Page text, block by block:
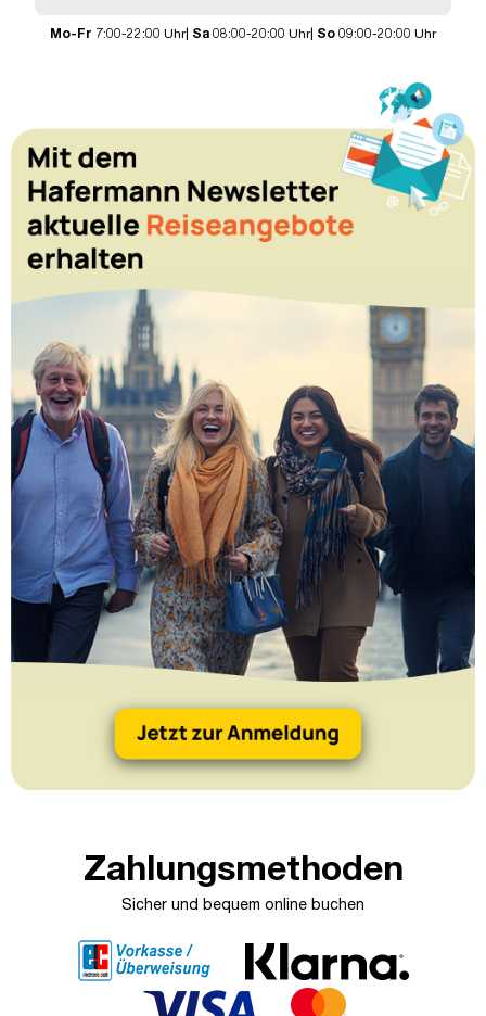
Mo-Fr 7:00-22:00 Uhr| Sa 08:00-20:00 Uhr| So 09:00-20:00 Uhr
Zahlungsmethoden
Sicher und bequem online buchen